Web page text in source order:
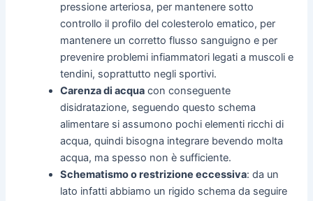
pressione arteriosa, per mantenere sotto
controllo il profilo del colesterolo ematico, per
mantenere un corretto flusso sanguigno e per
prevenire problemi infiammatori legati a muscoli e
tendini, soprattutto negli sportivi.
Carenza di acqua con conseguente
disidratazione, seguendo questo schema
alimentare si assumono pochi elementi ricchi di
acqua, quindi bisogna integrare bevendo molta
acqua, ma spesso non è sufficiente.
Schematismo o restrizione eccessiva: da un
lato infatti abbiamo un rigido schema da seguire